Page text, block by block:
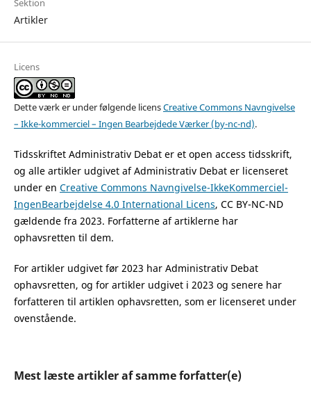
Sektion
Artikler
Licens
Dette værk er under følgende licensCreative Commons Navngivelse
– Ikke-kommerciel – Ingen Bearbejdede Værker (by-nc-nd).
Tidsskriftet Administrativ Debat er et open access tidsskrift,
og alle artikler udgivet af Administrativ Debat er licenseret
under en Creative Commons Navngivelse-IkkeKommerciel-
IngenBearbejdelse 4.0 International Licens, CC BY-NC-ND
gældende fra 2023. Forfatterne af artiklerne har
ophavsretten til dem.
For artikler udgivet før 2023 har Administrativ Debat
ophavsretten, og for artikler udgivet i 2023 og senere har
forfatteren til artiklen ophavsretten, som er licenseret under
ovenstående.
Mest læste artikler af samme forfatter(e)